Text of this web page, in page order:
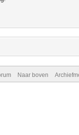
Naar boven